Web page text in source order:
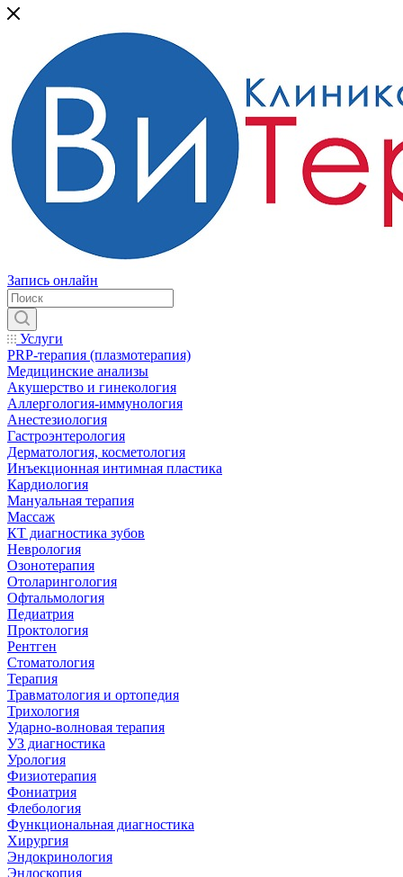
Запись онлайн
Услуги
PRP-терапия (плазмотерапия)
Медицинские анализы
Акушерство и гинекология
Аллергология-иммунология
Анестезиология
Гастроэнтерология
Дерматология, косметология
Инъекционная интимная пластика
Кардиология
Мануальная терапия
Массаж
КТ диагностика зубов
Неврология
Озонотерапия
Отоларингология
Офтальмология
Педиатрия
Проктология
Рентген
Стоматология
Терапия
Травматология и ортопедия
Трихология
Ударно-волновая терапия
УЗ диагностика
Урология
Физиотерапия
Фониатрия
Флебология
Функциональная диагностика
Хирургия
Эндокринология
Эндоскопия